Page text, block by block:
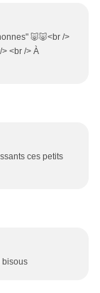
🐷🐷<br />
<br /> À
ces petits
bisous